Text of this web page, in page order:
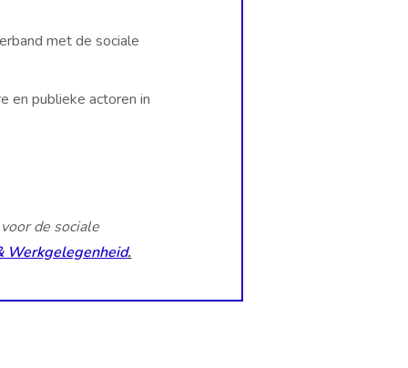
met de sociale
en publieke actoren in
de sociale
Werkgelegenheid.